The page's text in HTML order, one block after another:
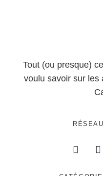
Tout (ou presque)
voulu savoir sur les